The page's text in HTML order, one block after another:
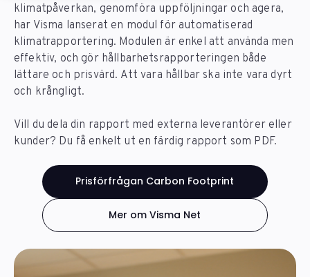
klimatpåverkan, genomföra uppföljningar och agera,
har Visma lanserat en modul för automatiserad
klimatrapportering. Modulen är enkel att använda men
effektiv, och gör hållbarhetsrapporteringen både
lättare och prisvärd. Att vara hållbar ska inte vara dyrt
och krångligt.
Vill du dela din rapport med externa leverantörer eller
kunder? Du få enkelt ut en färdig rapport som PDF.
Prisförfrågan Carbon Footprint
Mer om Visma Net